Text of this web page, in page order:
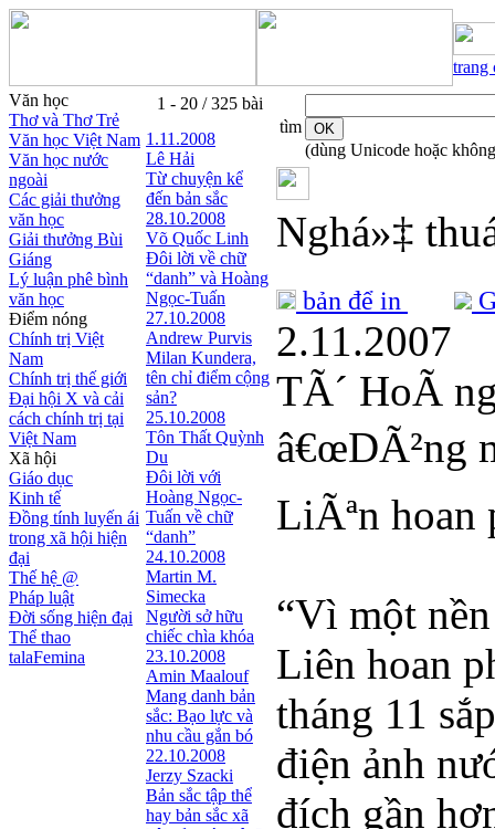
trang
Văn học
Thơ và Thơ Trẻ
Văn học Việt Nam
Văn học nước
ngoài
Các giải thưởng
văn học
Giải thưởng Bùi
Giáng
Lý luận phê bình
văn học
Điểm nóng
Chính trị Việt
Nam
Chính trị thế giới
Đại hội X và cải
cách chính trị tại
Việt Nam
Xã hội
Giáo dục
Kinh tế
Đồng tính luyến ái
trong xã hội hiện
đại
Thế hệ @
Pháp luật
Đời sống hiện đại
Thể thao
talaFemina
1 - 20 / 325 bài
1.11.2008
Lê Hải
Từ chuyện kể
đến bản sắc
28.10.2008
Võ Quốc Linh
Đôi lời về chữ
“danh” và Hoàng
Ngọc-Tuấn
27.10.2008
Andrew Purvis
Milan Kundera,
tên chỉ điểm cộng
sản?
25.10.2008
Tôn Thất Quỳnh
Du
Đôi lời với
Hoàng Ngọc-
Tuấn về chữ
“danh”
24.10.2008
Martin M.
Simecka
Người sở hữu
chiếc chìa khóa
23.10.2008
Amin Maalouf
Mang danh bản
sắc: Bạo lực và
nhu cầu gắn bó
22.10.2008
Jerzy Szacki
Bản sắc tập thể
hay bản sắc xã
tìm
(dùng Unicode hoặc
Nghá»‡
bản để in
2.11.2007
TÃ´ HoÃ
â€œDÃ²ng
LiÃªn hoan
“Vì một
Liên hoan
tháng 11
điện ảnh
đích gần